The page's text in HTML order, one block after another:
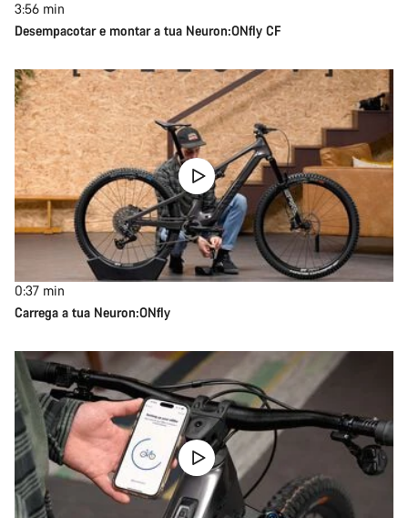
3:56 min
Desempacotar e montar a tua Neuron:ONfly CF
0:37 min
Carrega a tua Neuron:ONfly